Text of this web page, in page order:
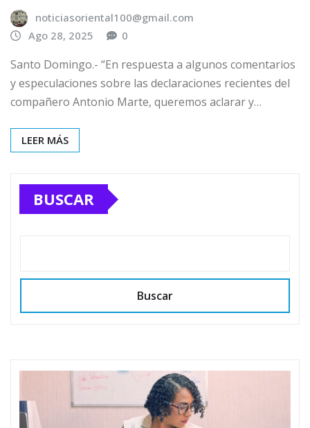
noticiasoriental100@gmail.com
Ago 28, 2025
0
Santo Domingo.- “En respuesta a algunos comentarios
y especulaciones sobre las declaraciones recientes del
compañero Antonio Marte, queremos aclarar y…
LEER MÁS
BUSCAR
Buscar